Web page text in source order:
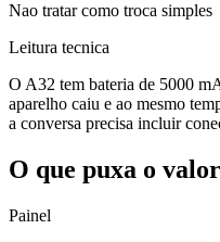
Nao tratar como troca simples
Leitura tecnica
O A32 tem bateria de 5000
aparelho caiu e ao mesmo
a conversa precisa incluir
O que puxa o
Painel